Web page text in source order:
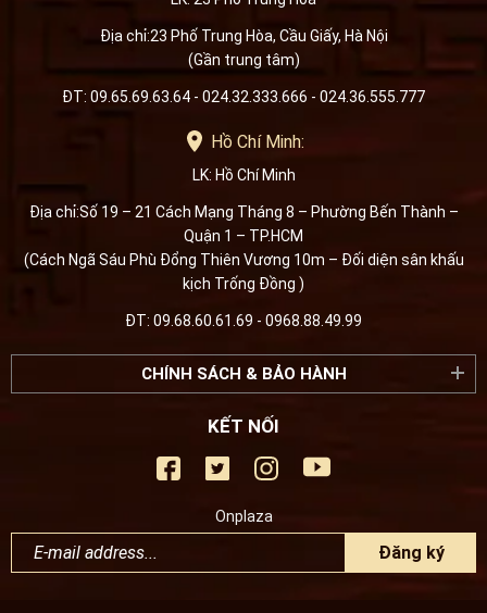
Địa chỉ:23 Phố Trung Hòa, Cầu Giấy, Hà Nội
(Gần trung tâm)
ĐT: 09.65.69.63.64 - 024.32.333.666 - 024.36.555.777
Hồ Chí Minh:
LK: Hồ Chí Minh
Địa chỉ:Số 19 – 21 Cách Mạng Tháng 8 – Phường Bến Thành –
Quận 1 – TP.HCM
(Cách Ngã Sáu Phù Đổng Thiên Vương 10m – Đối diện sân khấu
kịch Trống Đồng )
ĐT: 09.68.60.61.69 - 0968.88.49.99
CHÍNH SÁCH & BẢO HÀNH
KẾT NỐI
Onplaza
Đăng ký